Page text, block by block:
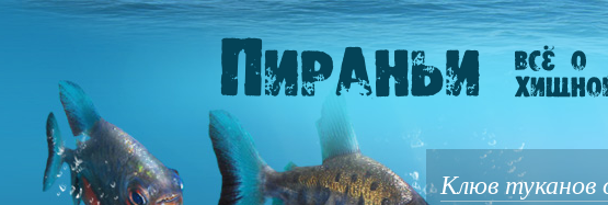
Клюв туканов